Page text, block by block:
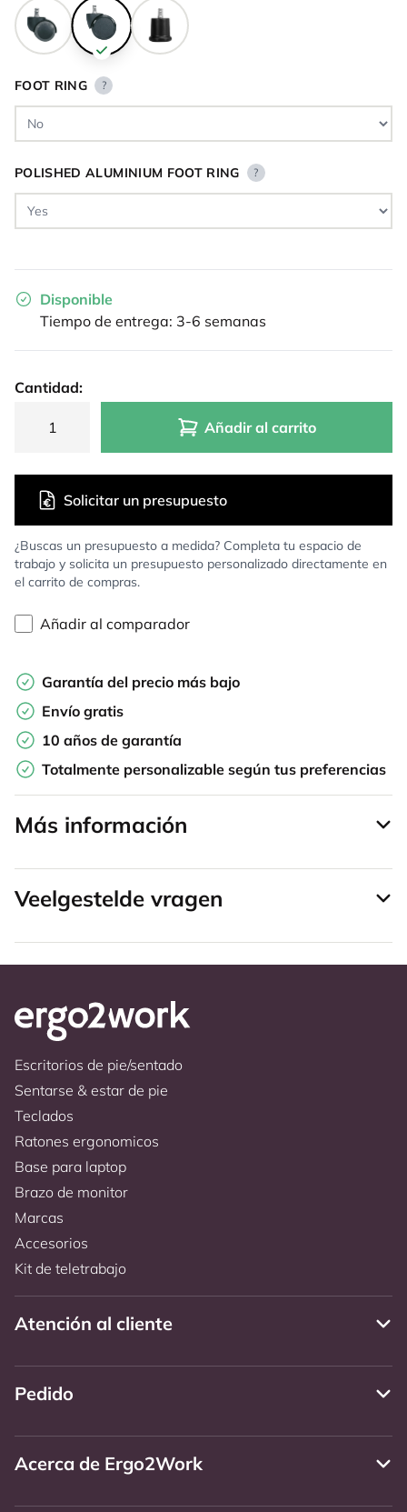
FOOT RING ?
POLISHED ALUMINIUM FOOT RING ?
Disponible
Tiempo de entrega: 3-6 semanas
Cantidad:
Añadir al carrito
¿Buscas un presupuesto a medida? Completa tu espacio de
trabajo y solicita un presupuesto personalizado directamente en
el carrito de compras.
Solicitar un presupuesto
Añadir al comparador
Garantía del precio más bajo
Envío gratis
10 años de garantía
Totalmente personalizable según tus preferencias
Más información
Veelgestelde vragen
Escritorios de pie/sentado
Sentarse & estar de pie
Teclados
Ratones ergonomicos
Base para laptop
Brazo de monitor
Marcas
Accesorios
Kit de teletrabajo
Atención al cliente
Pedido
Acerca de Ergo2Work